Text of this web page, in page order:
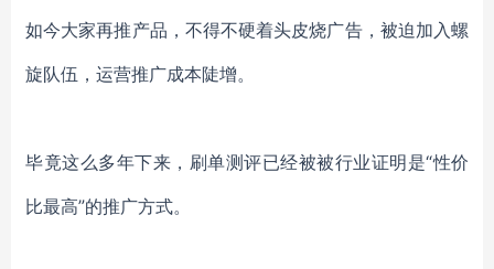
如今大家再推产品，不得不硬着头皮烧广告，被迫加入螺
旋队伍，运营推广成本陡增。
毕竟这么多年下来，刷单测评已经被被行业证明是“性价
比最高”的推广方式。